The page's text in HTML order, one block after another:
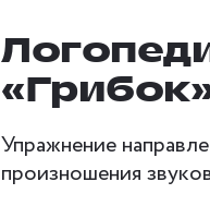
Упражнение
произношения